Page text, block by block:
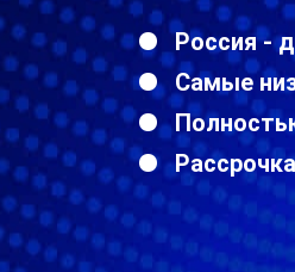
Россия -
Самые